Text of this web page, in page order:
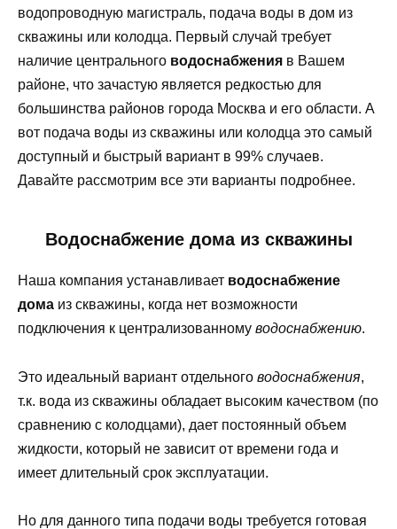
водопроводную магистраль, подача воды в дом из
скважины или колодца. Первый случай требует
наличие центрального водоснабжения в Вашем
районе, что зачастую является редкостью для
большинства районов города Москва и его области. А
вот подача воды из скважины или колодца это самый
доступный и быстрый вариант в 99% случаев.
Давайте рассмотрим все эти варианты подробнее.
Водоснабжение домаиз скважины
Наша компания устанавливает водоснабжение
дома из скважины, когда нет возможности
подключения к централизованному водоснабжению.
Это идеальный вариант отдельного водоснабжения,
т.к. вода из скважины обладает высоким качеством (по
сравнению с колодцами), дает постоянный объем
жидкости, который не зависит от времени года и
имеет длительный срок эксплуатации.
Но для данного типа подачи воды требуется готовая